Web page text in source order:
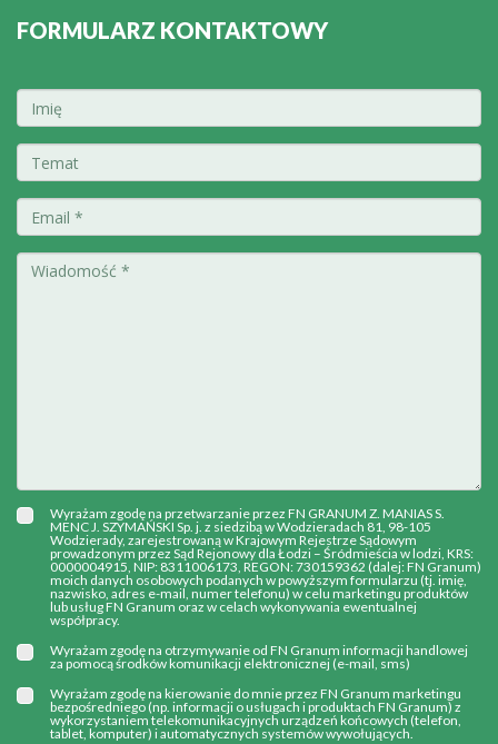
FORMULARZ KONTAKTOWY
Wyrażam zgodę na przetwarzanie przez FN GRANUM Z. MANIAS S.
MENC J. SZYMAŃSKI Sp. j. z siedzibą w Wodzieradach 81, 98-105
Wodzierady, zarejestrowaną w Krajowym Rejestrze Sądowym
prowadzonym przez Sąd Rejonowy dla Łodzi – Śródmieścia w lodzi, KRS:
0000004915, NIP: 8311006173, REGON: 730159362 (dalej: FN Granum)
moich danych osobowych podanych w powyższym formularzu (tj. imię,
nazwisko, adres e-mail, numer telefonu) w celu marketingu produktów
lub usług FN Granum oraz w celach wykonywania ewentualnej
współpracy.
Wyrażam zgodę na otrzymywanie od FN Granum informacji handlowej
za pomocą środków komunikacji elektronicznej (e-mail, sms)
Wyrażam zgodę na kierowanie do mnie przez FN Granum marketingu
bezpośredniego (np. informacji o usługach i produktach FN Granum) z
wykorzystaniem telekomunikacyjnych urządzeń końcowych (telefon,
tablet, komputer) i automatycznych systemów wywołujących.